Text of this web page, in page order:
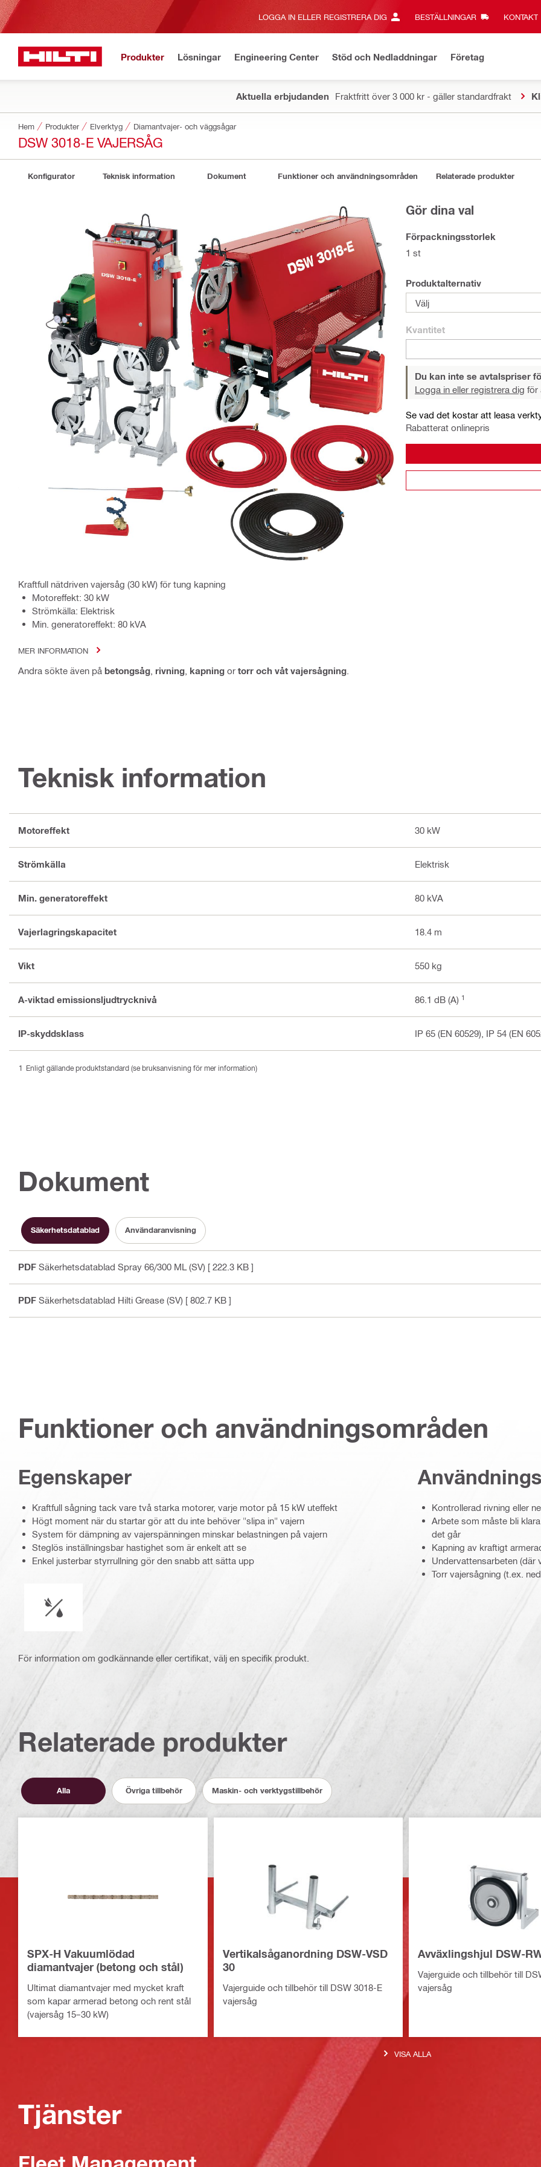
LOGGA IN ELLER REGISTRERA DIG BESTÄLLNINGAR KONTAKT‎
Produkter Lösningar Engineering Center Stöd och Nedladdningar Företag
Aktuella erbjudanden Fraktfritt över 3 000 kr - gäller standardfrakt
Hem Produkter Elverktyg Diamantvajer- och väggsågar
DSW 3018-E VAJERSÅG
Konfigurator Teknisk information Dokument Funktioner och användningsområden Relaterade produkter
Kraftfull nätdriven vajersåg (30 kW) för tung kapning
Motoreffekt: 30 kW
Strömkälla: Elektrisk
Min. generatoreffekt: 80 kVA
MER INFORMATION
Andra sökte även på betongsåg rivning kapning or torr och våt vajersågning
Gör dina val
Förpackningsstorlek
1 st
Produktalternativ
Välj
Kvantitet
Du kan inte se avtalspriser
Logga in eller registrera dig för
Se vad det kostar att leasa
Rabatterat onlinepris
Teknisk information
Motoreffekt 30 kW
Strömkälla Elektrisk
Min. generatoreffekt 80 kVA
Vajerlagringskapacitet 18.4 m
Vikt 550 kg
A-viktad emissionsljudtrycknivå 86.1 dB (A) 1
IP-skyddsklass IP 65 (EN 60529), IP 54 (EN
Enligt gällande produktstandard (se bruksanvisning för mer information)
Dokument
Säkerhetsdatablad Användaranvisning
PDF Säkerhetsdatablad Spray 66/300 ML (SV) [ 222.3 KB ]
PDF Säkerhetsdatablad Hilti Grease (SV) [ 802.7 KB ]
Funktioner och användningsområden
Egenskaper
Kraftfull sågning tack vare två starka motorer, varje motor på 15 kW uteffekt
Högt moment när du startar gör att du inte behöver "slipa in" vajern
System för dämpning av vajerspänningen minskar belastningen på vajern
Steglös inställningsbar hastighet som är enkelt att se
Enkel justerbar styrrullning gör den snabb att sätta upp
Kontrollerad rivning eller
Arbete som måste bli
det går
Kapning av kraftigt
Undervattensarbeten (där
Torr vajersågning (t.ex.
För information om godkännande eller certifikat, välj en specifik produkt.
Relaterade produkter
Alla Övriga tillbehör Maskin- och verktygstillbehör
SPX-H Vakuumlödad
diamantvajer (betong och stål)
Ultimat diamantvajer med mycket kraft
som kapar armerad betong och rent stål
(vajersåg 15–30 kW)
Vertikalsåganordning DSW-VSD
30
Vajerguide och tillbehör till DSW 3018-E
vajersåg
Avväxlingshjul DSW-
Vajerguide och tillbehör till
vajersåg
VISA ALLA
Tjänster